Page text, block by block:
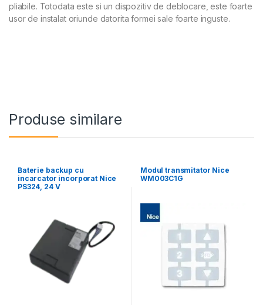
pliabile. Totodata este si un dispozitiv de deblocare, este foarte
usor de instalat oriunde datorita formei sale foarte inguste.
Produse similare
Baterie backup cu
incarcator incorporat Nice
PS324, 24 V
Modul transmitator Nice
WM003C1G